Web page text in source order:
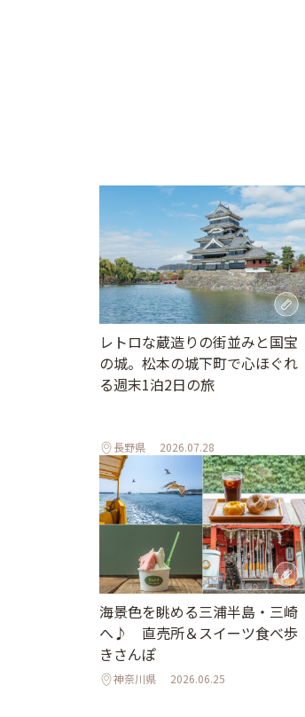
レトロな蔵造りの街並みと国宝
の城。松本の城下町で心ほぐれ
る週末1泊2日の旅
長野県 2026.07.28
海景色を眺める三浦半島・三崎
へ♪ 直売所＆スイーツ食べ歩
きさんぽ
神奈川県 2026.06.25